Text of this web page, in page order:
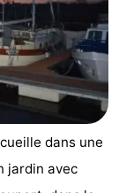
dans une
jardin avec